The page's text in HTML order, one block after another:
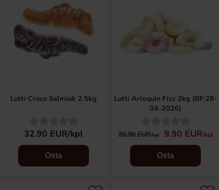
Lutti Croco Salmiak 2.5kg
32.90 EUR/kpl
Osta
Lutti Arlequin Fizz 2kg (BF:28-
04-2026)
26.90 EUR/kpl 9.90 EUR/kpl
Osta